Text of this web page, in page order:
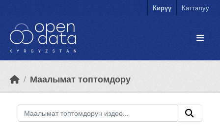
Кирүү Катталуу
Маалымат топтомдору